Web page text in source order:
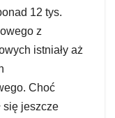
12 tys.
z
istniały aż
Choć
się jeszcze